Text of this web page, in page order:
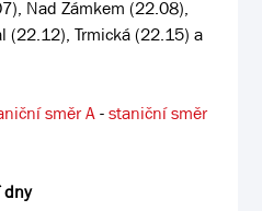
Nad Zámkem (22.08),
(22.12), Trmická (22.15) a
směr A-staniční směr
dny